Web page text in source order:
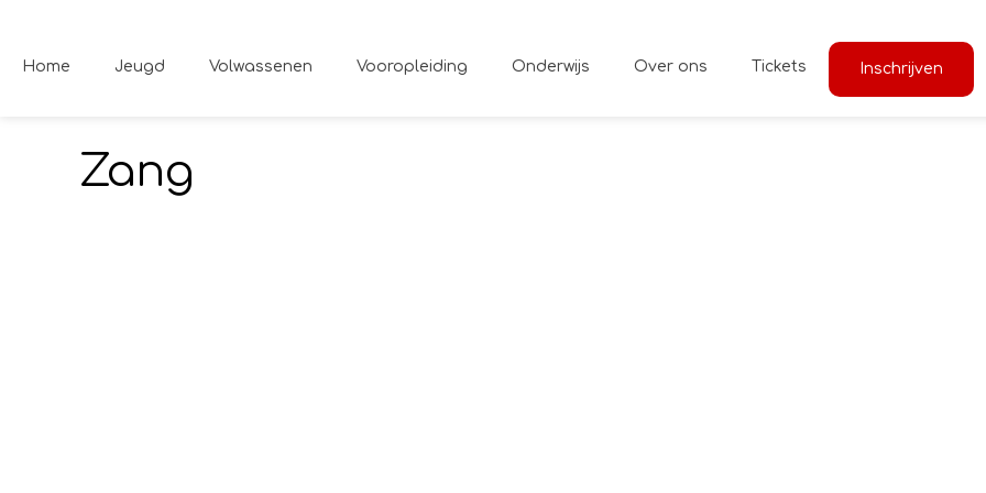
Home Jeugd Volwassenen Vooropleiding Onderwijs Over ons Tickets Inschrijven
Zang